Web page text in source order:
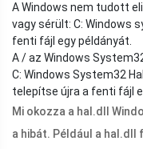
A Windows nem tudott
vagy sérült: C: Windows
fenti fájl egy példányát.
A / az Windows
C: Windows System32
telepítse újra a fenti fájl
Mi okozza a hal.dll
a hibát. Például a hal.dll